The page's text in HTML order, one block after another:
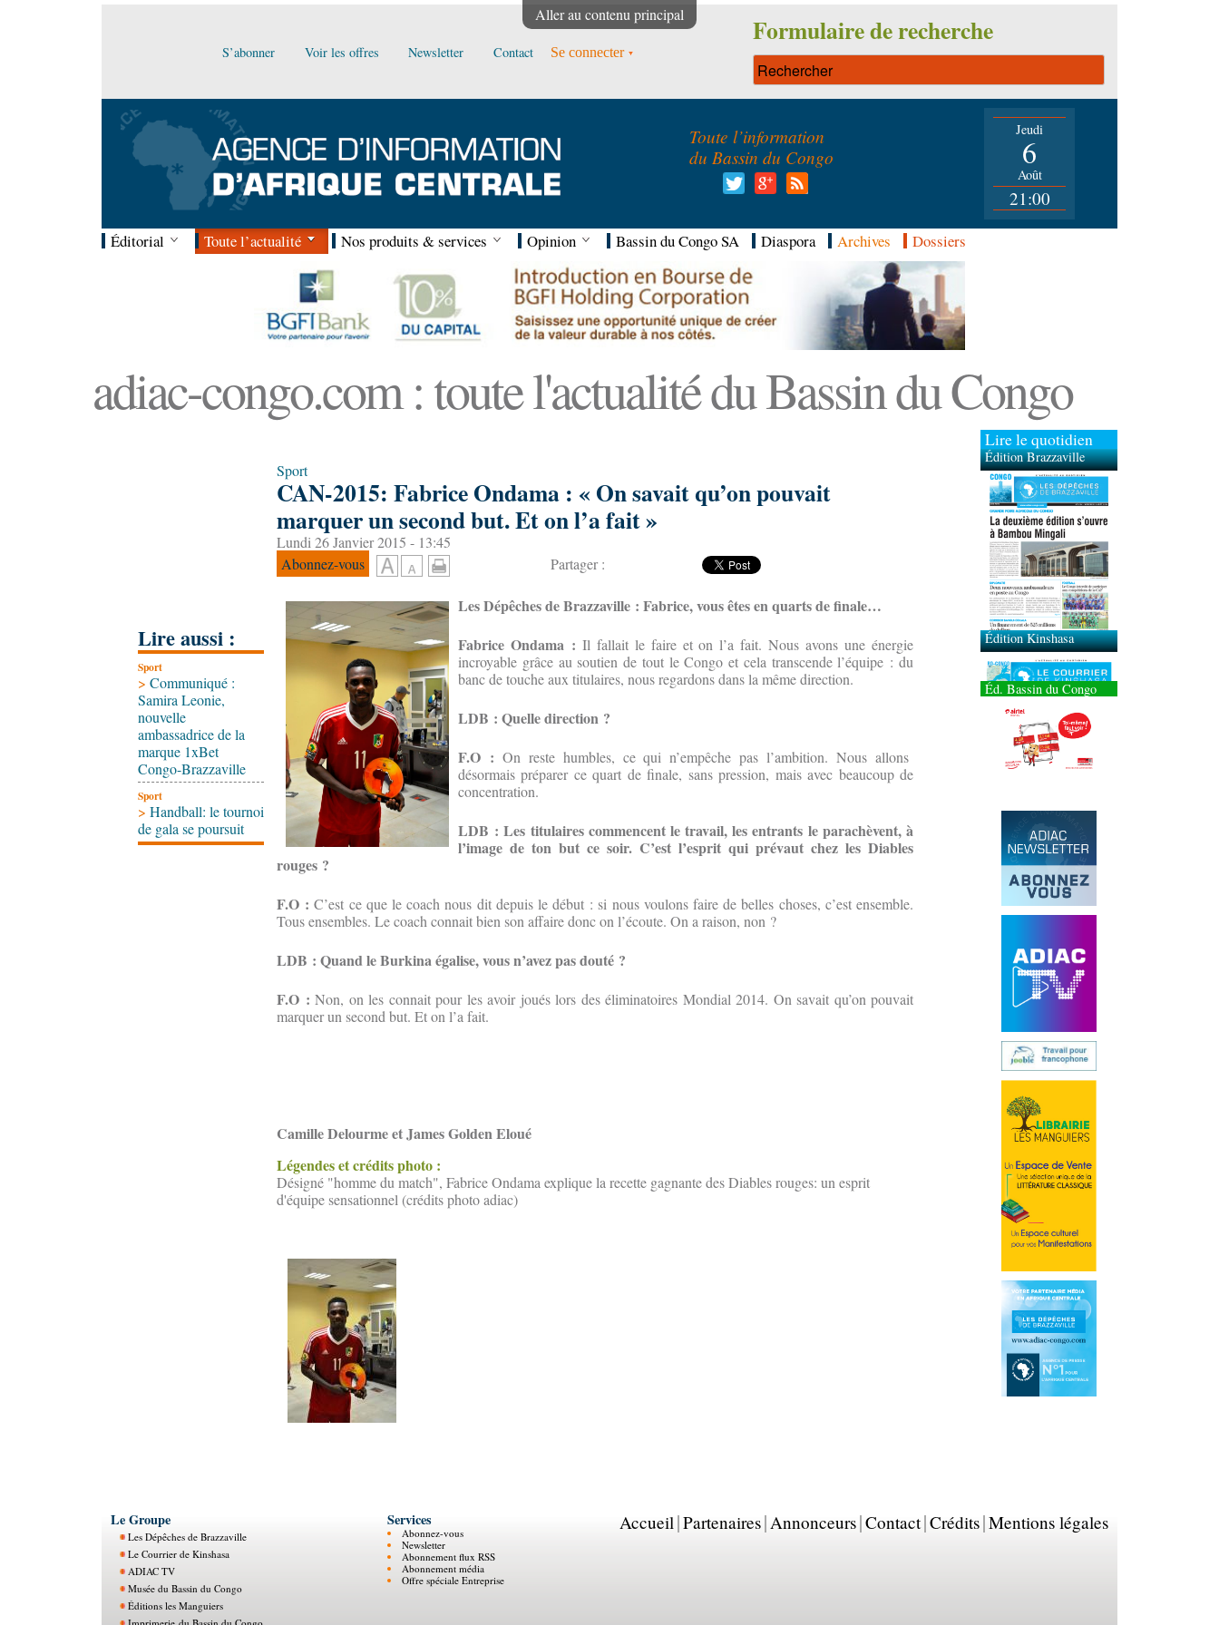
Aller au contenu principal
S’abonner Voir les offres Newsletter Contact Se connecter
Formulaire de recherche
Toute l’information
du Bassin du Congo
Jeudi
6
Août
21:00
Éditorial Toute l’actualité Nos produits & services Opinion Bassin du Congo SA Diaspora Archives Dossiers
adiac-congo.com : toute l'actualité du Bassin du Congo
Lire aussi :
Sport
> Communiqué :
Samira Leonie,
nouvelle
ambassadrice de la
marque 1xBet
Congo-Brazzaville
Sport
> Handball: le tournoi
de gala se poursuit
Sport
CAN-2015: Fabrice Ondama : « On savait qu’on pouvait
marquer un second but. Et on l’a fait »
Lundi 26 Janvier 2015 - 13:45
Abonnez-vous
Partager :
Les Dépêches de Brazzaville : Fabrice, vous êtes en quarts de finale…
Fabrice Ondama : Il fallait le faire et on l’a fait. Nous avons une énergie
incroyable grâce au soutien de tout le Congo et cela transcende l’équipe : du
banc de touche aux titulaires, nous regardons dans la même direction.
LDB : Quelle direction ?
F.O : On reste humbles, ce qui n’empêche pas l’ambition. Nous allons
désormais préparer ce quart de finale, sans pression, mais avec beaucoup de
concentration.
LDB : Les titulaires commencent le travail, les entrants le parachèvent, à
l’image de ton but ce soir. C’est l’esprit qui prévaut chez les Diables
rouges ?
F.O : C’est ce que le coach nous dit depuis le début : si nous voulons faire de belles choses, c’est ensemble.
Tous ensembles. Le coach connait bien son affaire donc on l’écoute. On a raison, non ?
LDB : Quand le Burkina égalise, vous n’avez pas douté ?
F.O : Non, on les connait pour les avoir joués lors des éliminatoires Mondial 2014. On savait qu’on pouvait
marquer un second but. Et on l’a fait.
Camille Delourme et James Golden Eloué
Légendes et crédits photo :
Désigné "homme du match", Fabrice Ondama explique la recette gagnante des Diables rouges: un esprit
d'équipe sensationnel (crédits photo adiac)
Lire le quotidien
Édition Brazzaville
Édition Kinshasa
Éd. Bassin du Congo
Accueil Partenaires Annonceurs Contact Crédits Mentions légales
Le Groupe
Les Dépêches de Brazzaville
Le Courrier de Kinshasa
ADIAC TV
Musée du Bassin du Congo
Éditions les Manguiers
Services
Abonnez-vous
Newsletter
Abonnement flux RSS
Abonnement média
Offre spéciale Entreprise